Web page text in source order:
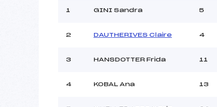
MANCHE 1
Ouvreurs A :
1 GINI Sandra 5
2 DAUTHERIVES Claire 4
3 HANSDOTTER Frida 11
4 KOBAL Ana 13